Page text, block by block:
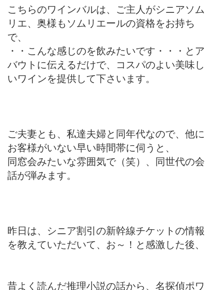
こちらのワインバルは、ご主人がシニアソム
リエ、奥様もソムリエールの資格をお持ち
で、
・・こんな感じのを飲みたいです・・・とア
バウトに伝えるだけで、コスパのよい美味し
いワインを提供して下さいます。
ご夫妻とも、私達夫婦と同年代なので、他に
お客様がいない早い時間帯に伺うと、
同窓会みたいな雰囲気で（笑）、同世代の会
話が弾みます。
昨日は、シニア割引の新幹線チケットの情報
を教えていただいて、お～！と感激した後、
昔よく読んだ推理小説の話から、名探偵ポワ